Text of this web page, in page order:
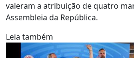
valeram a atribuição de quatro
Assembleia da República.
Leia também